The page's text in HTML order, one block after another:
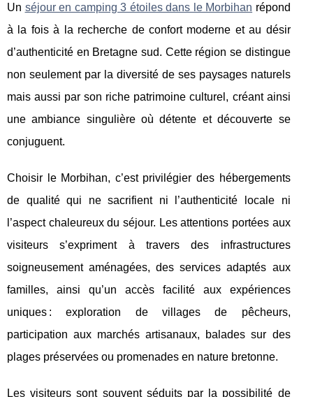
Un séjour en camping 3 étoiles dans le Morbihan répond
à la fois à la recherche de confort moderne et au désir
d’authenticité en Bretagne sud. Cette région se distingue
non seulement par la diversité de ses paysages naturels
mais aussi par son riche patrimoine culturel, créant ainsi
une ambiance singulière où détente et découverte se
conjuguent.
Choisir le Morbihan, c’est privilégier des hébergements
de qualité qui ne sacrifient ni l’authenticité locale ni
l’aspect chaleureux du séjour. Les attentions portées aux
visiteurs s’expriment à travers des infrastructures
soigneusement aménagées, des services adaptés aux
familles, ainsi qu’un accès facilité aux expériences
uniques : exploration de villages de pêcheurs,
participation aux marchés artisanaux, balades sur des
plages préservées ou promenades en nature bretonne.
Les visiteurs sont souvent séduits par la possibilité de